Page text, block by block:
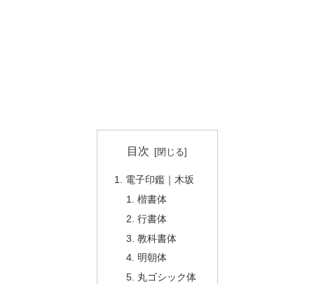
目次
電子印鑑｜木坂
楷書体
行書体
教科書体
明朝体
丸ゴシック体